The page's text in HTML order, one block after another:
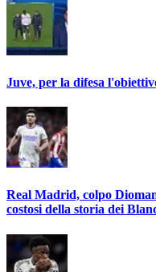
Juve, per la difesa
Real Madrid, colpo
costosi della storia dei